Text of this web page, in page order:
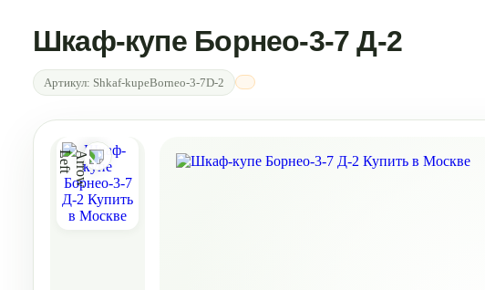
Шкаф-купе Борнео-3-7 Д-2
Артикул: Shkaf-kupeBorneo-3-7D-2